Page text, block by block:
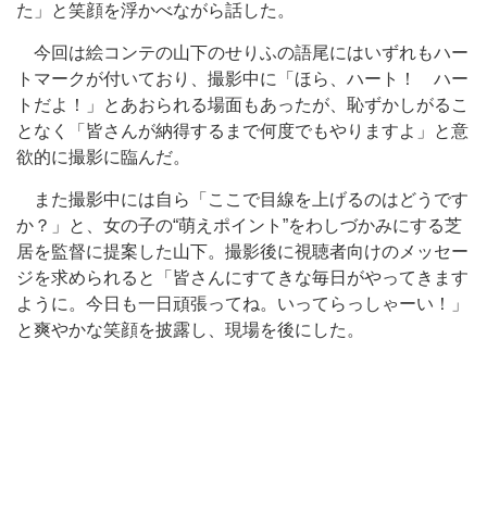
た」と笑顔を浮かべながら話した。
今回は絵コンテの山下のせりふの語尾にはいずれもハー
トマークが付いており、撮影中に「ほら、ハート！ ハー
トだよ！」とあおられる場面もあったが、恥ずかしがるこ
となく「皆さんが納得するまで何度でもやりますよ」と意
欲的に撮影に臨んだ。
また撮影中には自ら「ここで目線を上げるのはどうです
か？」と、女の子の“萌えポイント”をわしづかみにする芝
居を監督に提案した山下。撮影後に視聴者向けのメッセー
ジを求められると「皆さんにすてきな毎日がやってきます
ように。今日も一日頑張ってね。いってらっしゃーい！」
と爽やかな笑顔を披露し、現場を後にした。